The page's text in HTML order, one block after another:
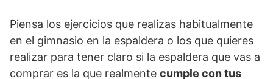
Piensa los ejercicios que realizas habitualmente
en el gimnasio en la espaldera o los que quieres
realizar para tener claro si la espaldera que vas a
comprar es la que realmente cumple con tus